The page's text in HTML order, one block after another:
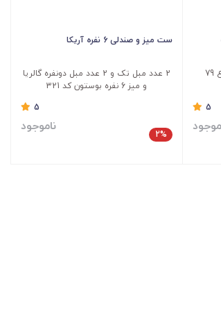
ابعاد: طول 70، عرض 180 و ارتفاع 79
5
ست میز و صندلی 6 نفره آریکا
2 عدد مبل تک و 2 عدد مبل دونفره گالریا
و میز 6 نفره بوستون کد 321
5
2%
ناموجود